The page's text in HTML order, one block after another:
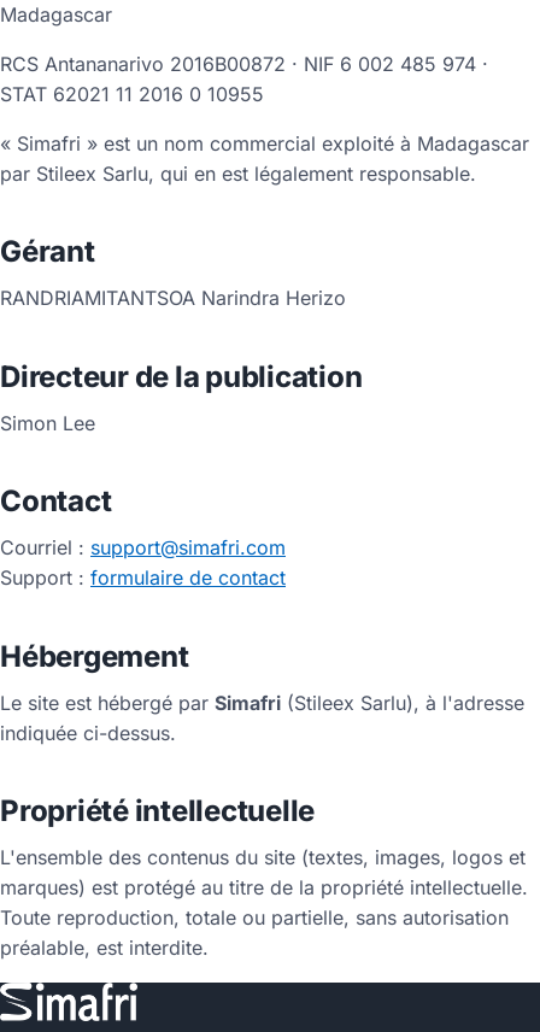
Madagascar
RCS Antananarivo 2016B00872 · NIF 6 002 485 974 ·
STAT 62021 11 2016 0 10955
« Simafri » est un nom commercial exploité à Madagascar
par Stileex Sarlu, qui en est légalement responsable.
Gérant
RANDRIAMITANTSOA Narindra Herizo
Directeur de la publication
Simon Lee
Contact
Courriel : support@simafri.com
Support : formulaire de contact
Hébergement
Le site est hébergé par Simafri (Stileex Sarlu), à l'adresse
indiquée ci-dessus.
Propriété intellectuelle
L'ensemble des contenus du site (textes, images, logos et
marques) est protégé au titre de la propriété intellectuelle.
Toute reproduction, totale ou partielle, sans autorisation
préalable, est interdite.